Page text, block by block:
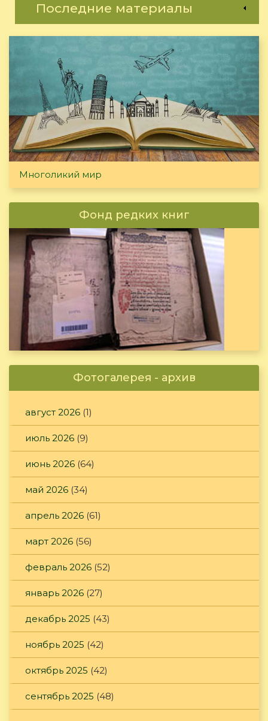
Последние материалы
Многоликий мир
Фонд редких книг
Фотогалерея - архив
август 2026 (1)
июль 2026 (9)
июнь 2026 (64)
май 2026 (34)
апрель 2026 (61)
март 2026 (56)
февраль 2026 (52)
январь 2026 (27)
декабрь 2025 (43)
ноябрь 2025 (42)
октябрь 2025 (42)
сентябрь 2025 (48)